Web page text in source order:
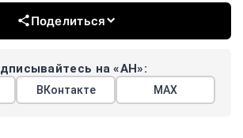
Поделиться
на «АН»:
ВКонтакте МАХ